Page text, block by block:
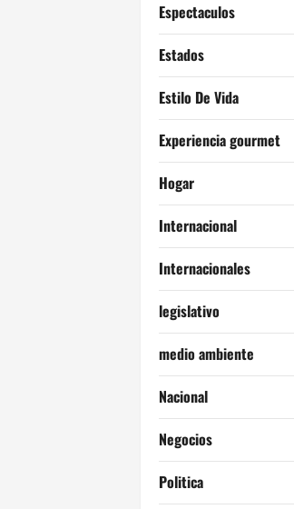
Espectaculos
Estados
Estilo De Vida
Experiencia gourmet
Hogar
Internacional
Internacionales
legislativo
medio ambiente
Nacional
Negocios
Politica